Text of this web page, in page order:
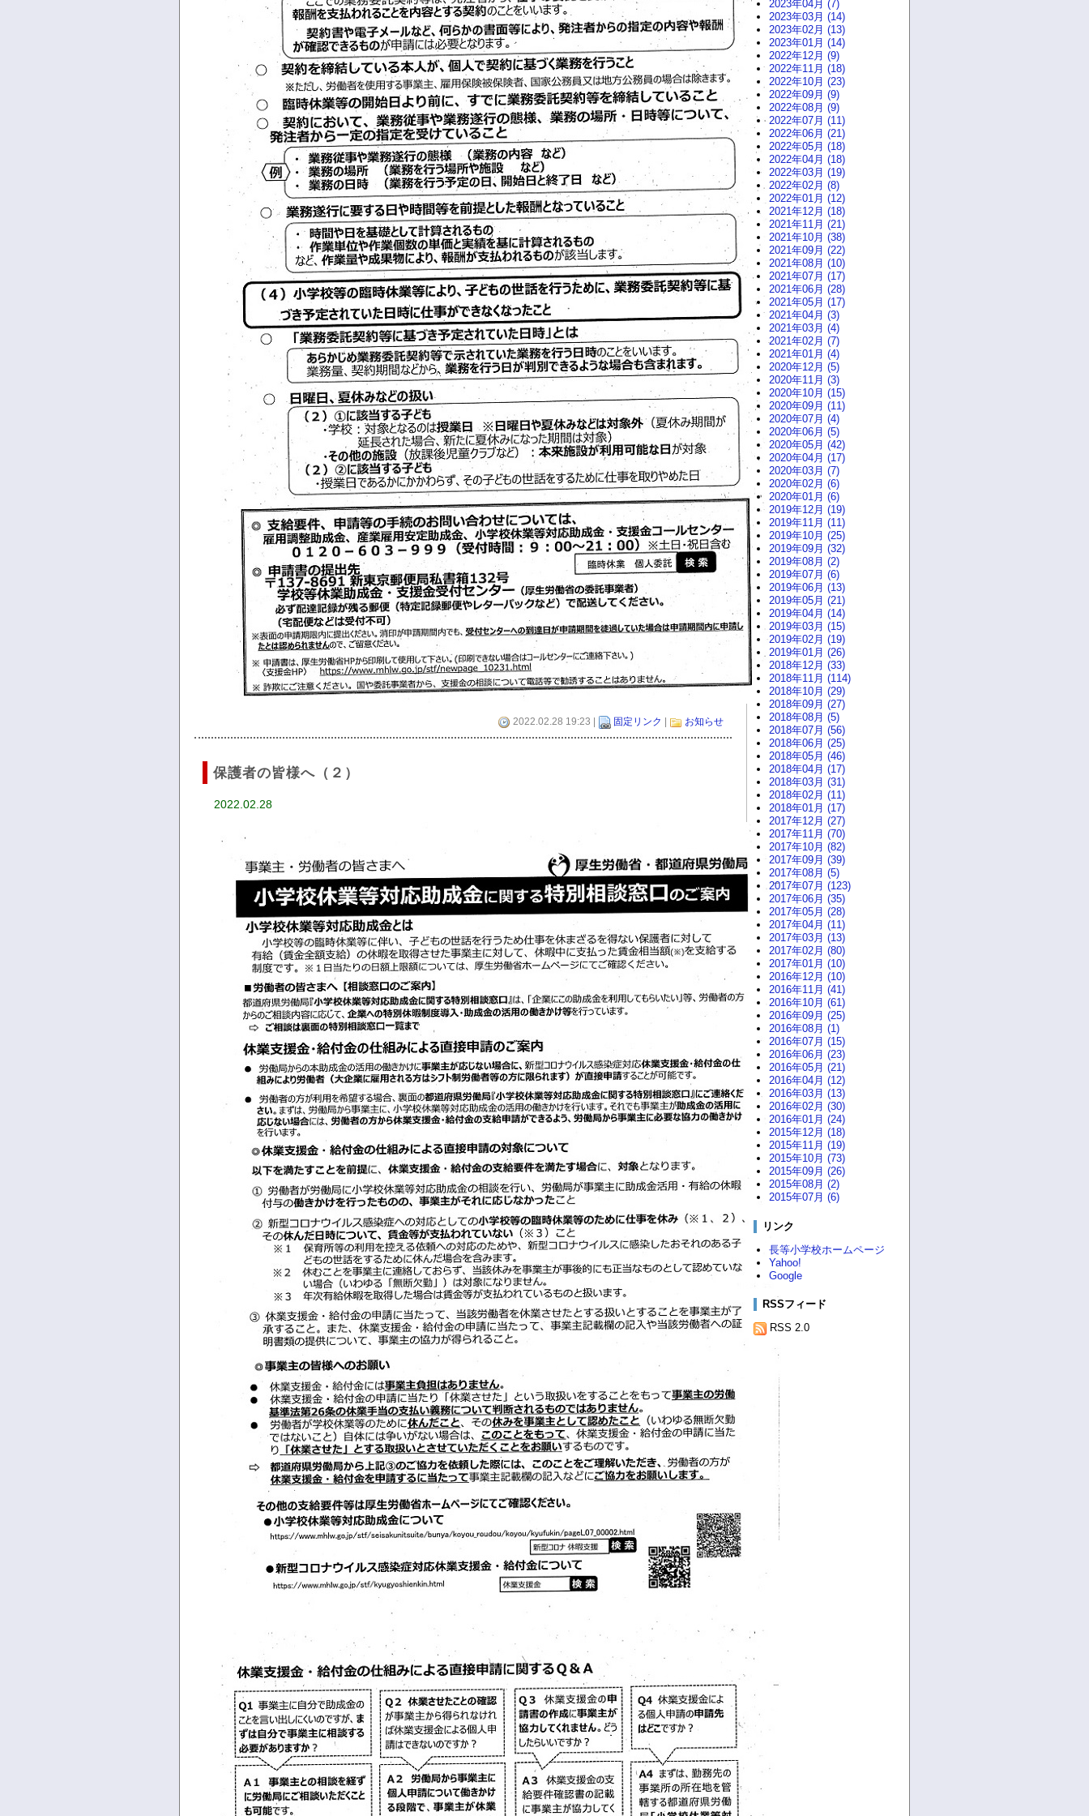
2022.02.28 19:23 | 固定リンク お知らせ
保護者の皆様へ（２）
2022.02.28
2023年04月 (7)
2023年03月 (14)
2023年02月 (13)
2023年01月 (14)
2022年12月 (9)
2022年11月 (18)
2022年10月 (23)
2022年09月 (9)
2022年08月 (9)
2022年07月 (11)
2022年06月 (21)
2022年05月 (18)
2022年04月 (18)
2022年03月 (19)
2022年02月 (8)
2022年01月 (12)
2021年12月 (18)
2021年11月 (21)
2021年10月 (38)
2021年09月 (22)
2021年08月 (10)
2021年07月 (17)
2021年06月 (28)
2021年05月 (17)
2021年04月 (3)
2021年03月 (4)
2021年02月 (7)
2021年01月 (4)
2020年12月 (5)
2020年11月 (3)
2020年10月 (15)
2020年09月 (11)
2020年07月 (4)
2020年06月 (5)
2020年05月 (42)
2020年04月 (17)
2020年03月 (7)
2020年02月 (6)
2020年01月 (6)
2019年12月 (19)
2019年11月 (11)
2019年10月 (25)
2019年09月 (32)
2019年08月 (2)
2019年07月 (6)
2019年06月 (13)
2019年05月 (21)
2019年04月 (14)
2019年03月 (15)
2019年02月 (19)
2019年01月 (26)
2018年12月 (33)
2018年11月 (114)
2018年10月 (29)
2018年09月 (27)
2018年08月 (5)
2018年07月 (56)
2018年06月 (25)
2018年05月 (46)
2018年04月 (17)
2018年03月 (31)
2018年02月 (11)
2018年01月 (17)
2017年12月 (27)
2017年11月 (70)
2017年10月 (82)
2017年09月 (39)
2017年08月 (5)
2017年07月 (123)
2017年06月 (35)
2017年05月 (28)
2017年04月 (11)
2017年03月 (13)
2017年02月 (80)
2017年01月 (10)
2016年12月 (10)
2016年11月 (41)
2016年10月 (61)
2016年09月 (25)
2016年08月 (1)
2016年07月 (15)
2016年06月 (23)
2016年05月 (21)
2016年04月 (12)
2016年03月 (13)
2016年02月 (30)
2016年01月 (24)
2015年12月 (18)
2015年11月 (19)
2015年10月 (73)
2015年09月 (26)
2015年08月 (2)
2015年07月 (6)
リンク
長等小学校ホームページ
Yahoo!
Google
RSSフィード
RSS 2.0